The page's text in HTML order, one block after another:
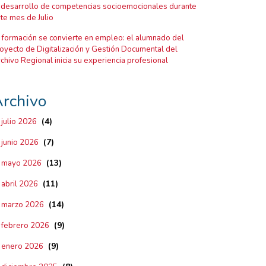
de competencias socioemocionales durante
mes de Julio
formación se convierte en empleo: el alumnado del
de Digitalización y Gestión Documental del
Regional inicia su experiencia profesional
julio 2026 (4)
junio 2026 (7)
mayo 2026 (13)
abril 2026 (11)
marzo 2026 (14)
febrero 2026 (9)
enero 2026 (9)